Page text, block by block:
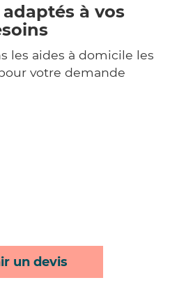
à vos
les aides à domicile les
votre demande
un devis